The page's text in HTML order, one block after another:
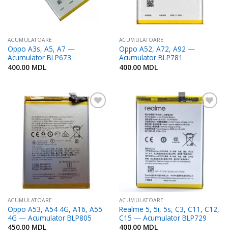
ACUMULATOARE
Oppo A3s, A5, A7 —
Acumulator BLP673
400.00 MDL
ACUMULATOARE
Oppo A52, A72, A92 —
Acumulator BLP781
400.00 MDL
Adaugă
Favorite
ACUMULATOARE
Oppo A53, A54 4G, A16, A55
4G — Acumulator BLP805
450.00 MDL
ACUMULATOARE
Realme 5, 5i, 5s, C3, C11, C12,
C15 — Acumulator BLP729
400.00 MDL